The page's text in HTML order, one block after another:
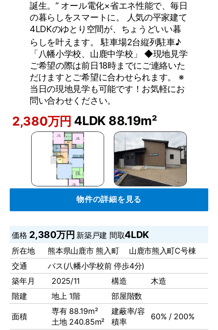
誕生。” オール電化×省エネ性能で、毎日
の暮らしをスマートに。 人気の平家建て
4LDKのゆとり空間が、ちょうどいい暮
らしを叶えます。 駐車場2台縦列駐車♪
「八幡小学校、山鹿中学校」 ◆現地見学
ご希望の際は前日18時までにご連絡いた
だけますとご希望に合わせられます。 ※
当日の現地見学も可能です！お気軽にお
問い合わせください。
2,380万円 4LDK 88.19m²
物件の詳細を見る
価格 2,380万円 新築戸建 間取4LDK
所在地
熊本県山鹿市 熊入町 山鹿市熊入町C号棟
交通
バス(八幡小学校前 停歩4分)
築年月
2025/11 構造
木造
階建
地上 1階 部屋階数
面積
専有 88.19m²
土地 240.85m²
建蔽率/容
積率
60% / 200%